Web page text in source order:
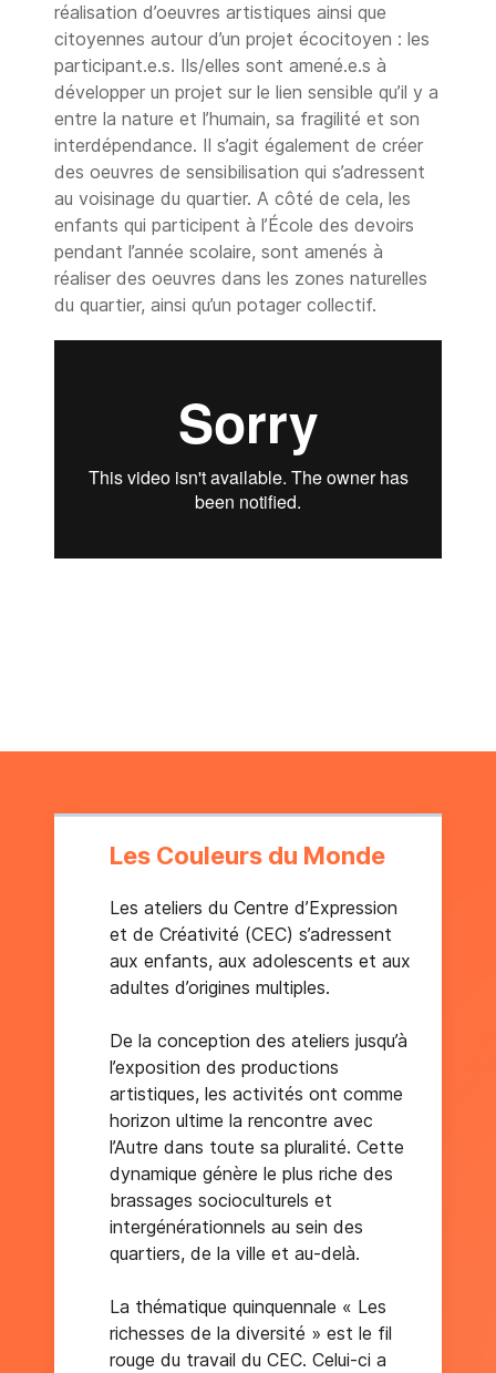
réalisation d’oeuvres artistiques ainsi que
citoyennes autour d’un projet écocitoyen : les
participant.e.s. Ils/elles sont amené.e.s à
développer un projet sur le lien sensible qu’il y a
entre la nature et l’humain, sa fragilité et son
interdépendance. Il s’agit également de créer
des oeuvres de sensibilisation qui s’adressent
au voisinage du quartier. A côté de cela, les
enfants qui participent à l’École des devoirs
pendant l’année scolaire, sont amenés à
réaliser des oeuvres dans les zones naturelles
du quartier, ainsi qu’un potager collectif.
Les Couleurs du Monde
Les ateliers du Centre d’Expression
et de Créativité (CEC) s’adressent
aux enfants, aux adolescents et aux
adultes d’origines multiples.
De la conception des ateliers jusqu’à
l’exposition des productions
artistiques, les activités ont comme
horizon ultime la rencontre avec
l’Autre dans toute sa pluralité. Cette
dynamique génère le plus riche des
brassages socioculturels et
intergénérationnels au sein des
quartiers, de la ville et au-delà.
La thématique quinquennale « Les
richesses de la diversité » est le fil
rouge du travail du CEC. Celui-ci a